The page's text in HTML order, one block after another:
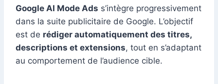
Google AI Mode Ads s’intègre progressivement
dans la suite publicitaire de Google. L’objectif
est de rédiger automatiquement des titres,
descriptions et extensions, tout en s’adaptant
au comportement de l’audience cible.